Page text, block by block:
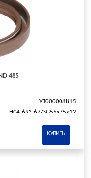
485
УТ000008815
HC4-692-67/SG55x75x12
КУПИТЬ